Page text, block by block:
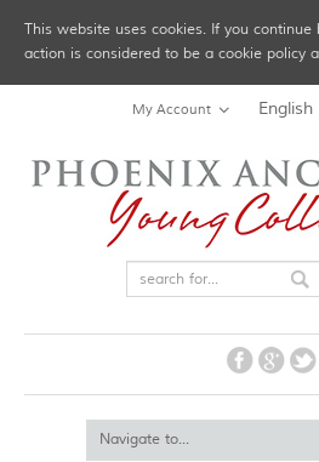
My Account English
This website uses cookies. If you
action is considered to be a cookie policy